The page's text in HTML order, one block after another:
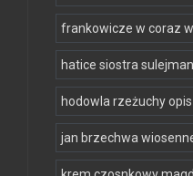
frankowicze w coraz
hatice siostra
hodowla rzeżuchy
jan brzechwa